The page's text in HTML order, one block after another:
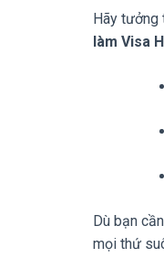
Hãy tưởng
làm Visa
Dù bạn
mọi thứ